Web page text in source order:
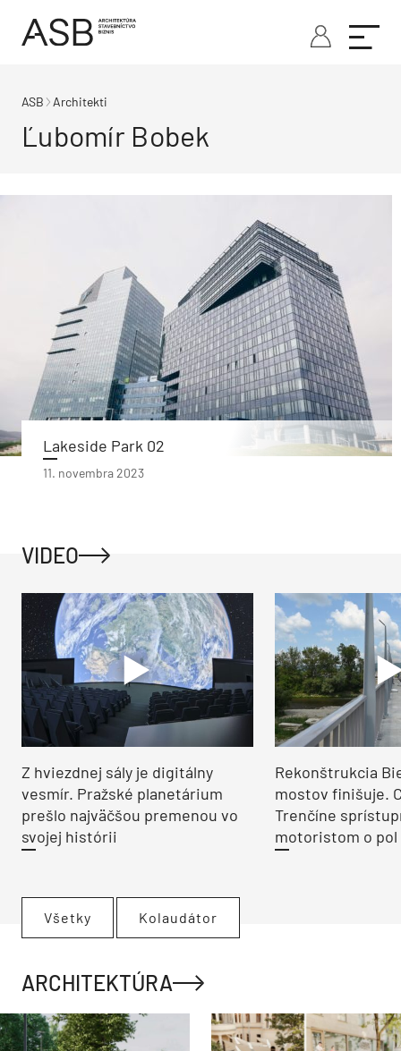
ASB Architekti
Ľubomír Bobek
Lakeside Park 02
11. novembra 2023
VIDEO
Z hviezdnej sály je digitálny
vesmír. Pražské planetárium
prešlo najväčšou premenou vo
svojej histórii
Rekonštrukcia
mostov finišuje.
Trenčíne
motoristom o pol
Všetky Kolaudátor
ARCHITEKTÚRA